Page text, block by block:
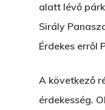
alatt lévő
Sirály
Érdekes erről
A következő
érdekesség.